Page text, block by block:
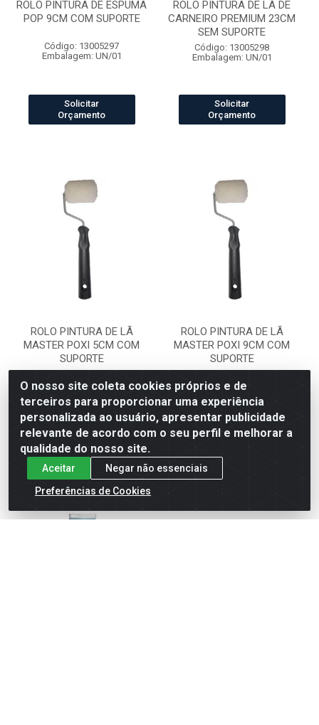
ROLO PINTURA DE ESPUMA
POP 9CM COM SUPORTE
Código: 13005297
Embalagem: UN/01
Solicitar
Orçamento
ROLO PINTURA DE LÃ DE
CARNEIRO PREMIUM 23CM
SEM SUPORTE
Código: 13005298
Embalagem: UN/01
Solicitar
Orçamento
ROLO PINTURA DE LÃ
MASTER POXI 5CM COM
SUPORTE
Embalagem: UN/01
Solicitar
Orçamento
ROLO PINTURA DE LÃ
MASTER POXI 9CM COM
SUPORTE
Embalagem: UN/01
Solicitar
O nosso site coleta cookies próprios e de
terceiros para proporcionar uma experiência
personalizada ao usuário, apresentar publicidade
relevante de acordo com o seu perfil e melhorar a
qualidade do nosso site.
Aceitar
Negar não essenciais
Preferências de Cookies